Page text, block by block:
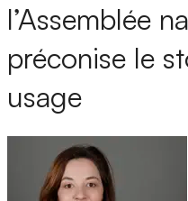
l’Assemblée
préconise le
usage